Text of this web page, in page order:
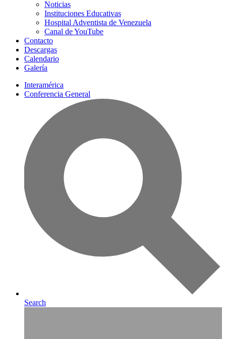
Noticias
Instituciones Educativas
Hospital Adventista de Venezuela
Canal de YouTube
Contacto
Descargas
Calendario
Galería
Interamérica
Conferencia General
Search